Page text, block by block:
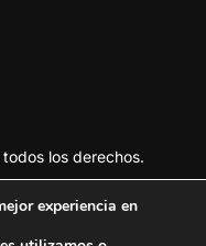
los derechos.
experiencia en